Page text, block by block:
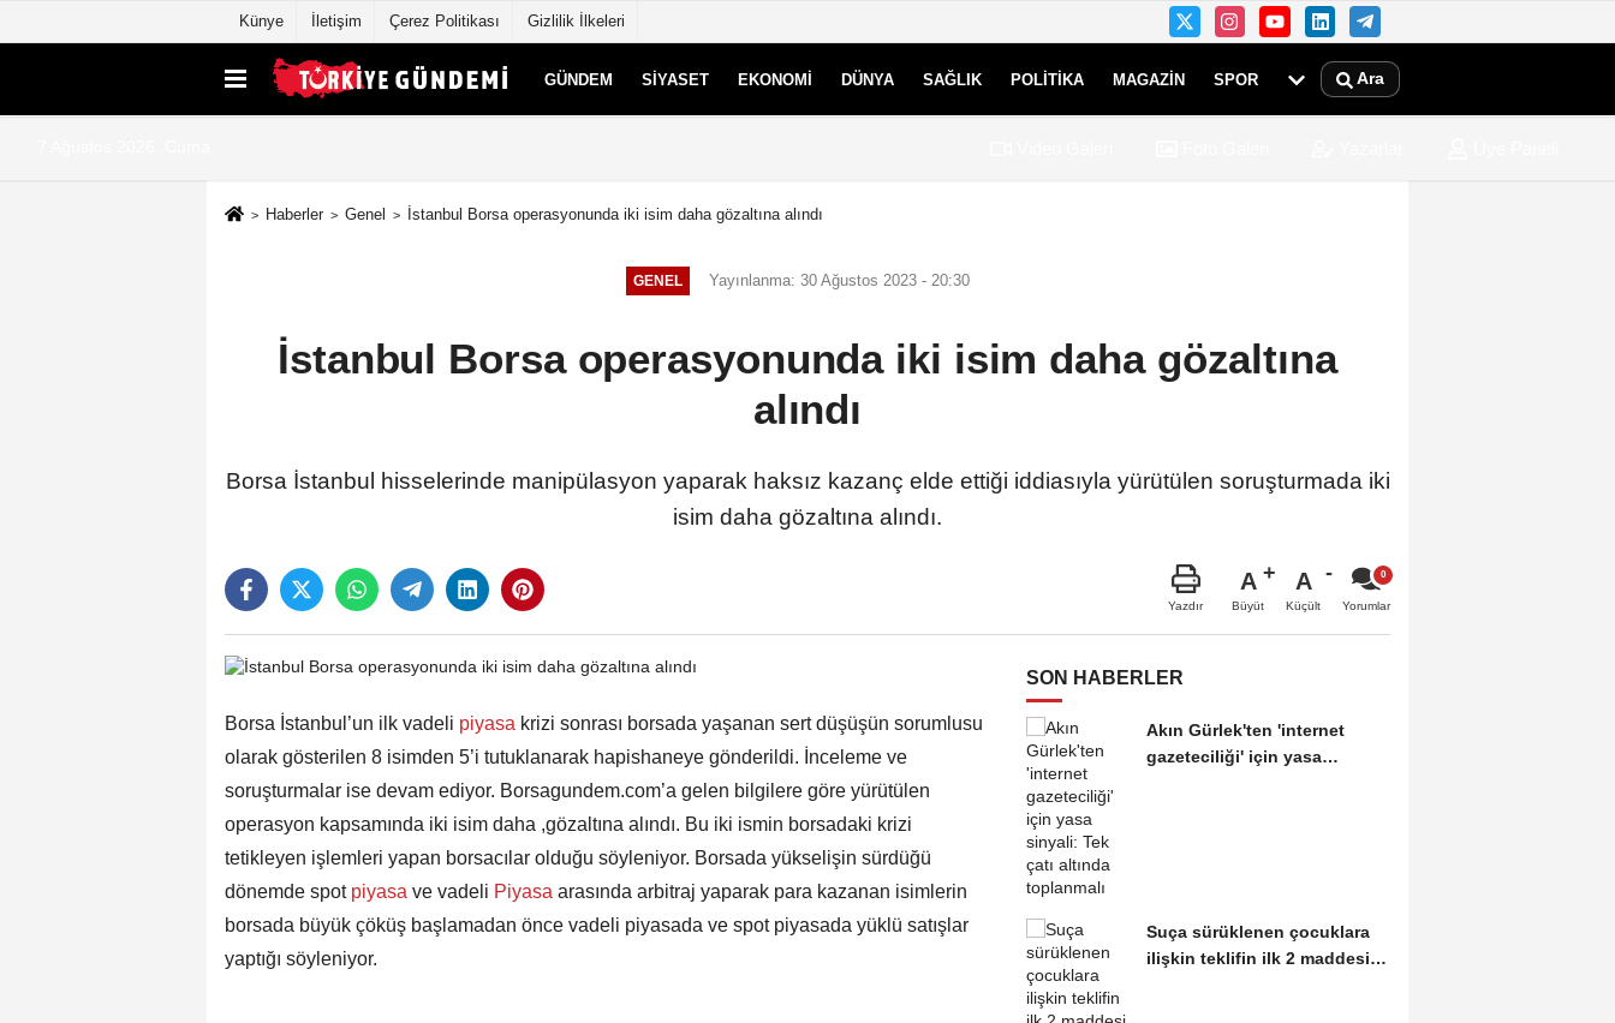
Künye İletişim Çerez Politikası Gizlilik İlkeleri
GÜNDEM SIYASET EKONOMI DÜNYA SAĞLIK POLITIKA MAGAZIN SPOR Ara
Haberler Genel İstanbul Borsa operasyonunda iki isim daha gözaltına alındı
GENEL Yayınlanma: 30 Ağustos 2023 - 20:30
İstanbul Borsa operasyonunda iki isim daha gözaltına
alındı
Borsa İstanbul hisselerinde manipülasyon yaparak haksız kazanç elde ettiği iddiasıyla yürütülen soruşturmada iki
isim daha gözaltına alındı.
Yazdır
A
Büyüt
A
Küçült Yorumlar
Borsa İstanbul’un ilk vadeli piyasa krizi sonrası borsada yaşanan sert düşüşün sorumlusu
olarak gösterilen 8 isimden 5’i tutuklanarak hapishaneye gönderildi. İnceleme ve
soruşturmalar ise devam ediyor. Borsagundem.com’a gelen bilgilere göre yürütülen
operasyon kapsamında iki isim daha ,gözaltına alındı. Bu iki ismin borsadaki krizi
tetikleyen işlemleri yapan borsacılar olduğu söyleniyor. Borsada yükselişin sürdüğü
dönemde spot piyasa ve vadeli Piyasa arasında arbitraj yaparak para kazanan isimlerin
borsada büyük çöküş başlamadan önce vadeli piyasada ve spot piyasada yüklü satışlar
yaptığı söyleniyor.
SON HABERLER
Akın Gürlek'ten 'internet
gazeteciliği' için yasa
Suça sürüklenen çocuklara
ilişkin teklifin ilk 2 maddesi